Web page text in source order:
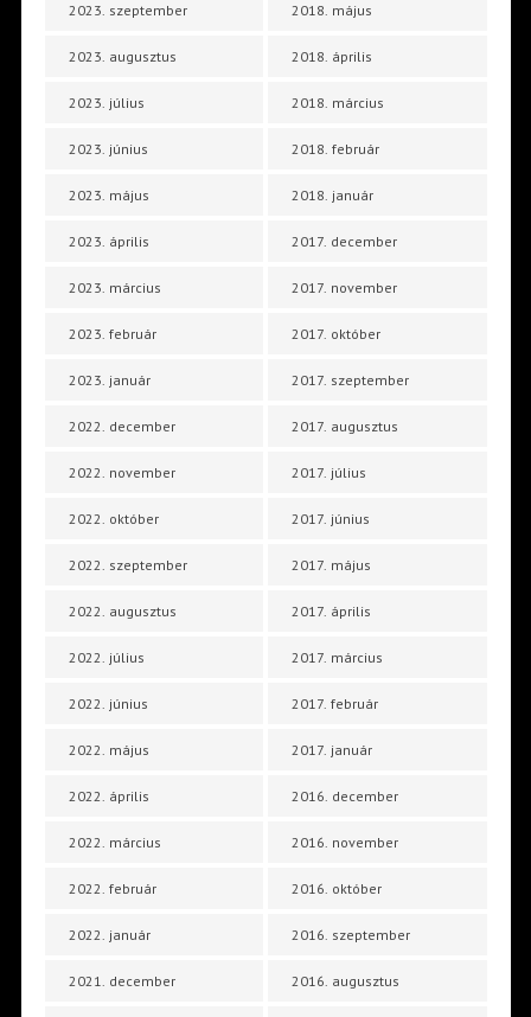
2023. szeptember
2023. augusztus
2023. július
2023. június
2023. május
2023. április
2023. március
2023. február
2023. január
2022. december
2022. november
2022. október
2022. szeptember
2022. augusztus
2022. július
2022. június
2022. május
2022. április
2022. március
2022. február
2022. január
2021. december
2018. május
2018. április
2018. március
2018. február
2018. január
2017. december
2017. november
2017. október
2017. szeptember
2017. augusztus
2017. július
2017. június
2017. május
2017. április
2017. március
2017. február
2017. január
2016. december
2016. november
2016. október
2016. szeptember
2016. augusztus